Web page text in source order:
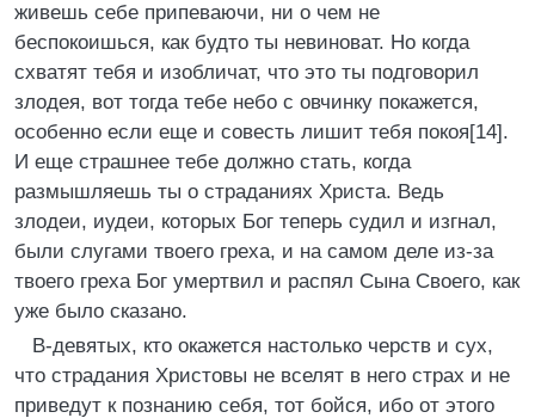
живешь себе припеваючи, ни о чем не
беспокоишься, как будто ты невиноват. Но когда
схватят тебя и изобличат, что это ты подговорил
злодея, вот тогда тебе небо с овчинку покажется,
особенно если еще и совесть лишит тебя покоя[14].
И еще страшнее тебе должно стать, когда
размышляешь ты о страданиях Христа. Ведь
злодеи, иудеи, которых Бог теперь судил и изгнал,
были слугами твоего греха, и на самом деле из-за
твоего греха Бог умертвил и распял Сына Своего, как
уже было сказано.
В-девятых, кто окажется настолько черств и сух,
что страдания Христовы не вселят в него страх и не
приведут к познанию себя, тот бойся, ибо от этого